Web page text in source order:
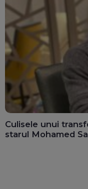
Culisele unui
starul Mohamed